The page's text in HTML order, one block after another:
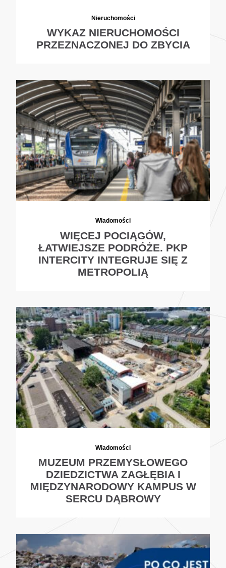
Nieruchomości
WYKAZ NIERUCHOMOŚCI
PRZEZNACZONEJ DO ZBYCIA
Wiadomości
WIĘCEJ POCIĄGÓW,
ŁATWIEJSZE PODRÓŻE. PKP
INTERCITY INTEGRUJE SIĘ Z
METROPOLIĄ
Wiadomości
MUZEUM PRZEMYSŁOWEGO
DZIEDZICTWA ZAGŁĘBIA I
MIĘDZYNARODOWY KAMPUS W
SERCU DĄBROWY